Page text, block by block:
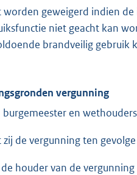
geweigerd indien
niet geacht kan
brandveilig gebruik
vergunning
burgemeester en
de vergunning ten
houder van de